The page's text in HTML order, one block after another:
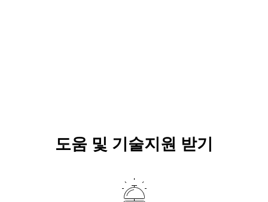
도움 및 기술지원 받기